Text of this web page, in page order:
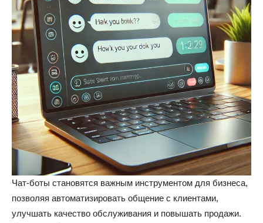
Чат-боты становятся важным инструментом для бизнеса,
позволяя автоматизировать общение с клиентами,
улучшать качество обслуживания и повышать продажи.